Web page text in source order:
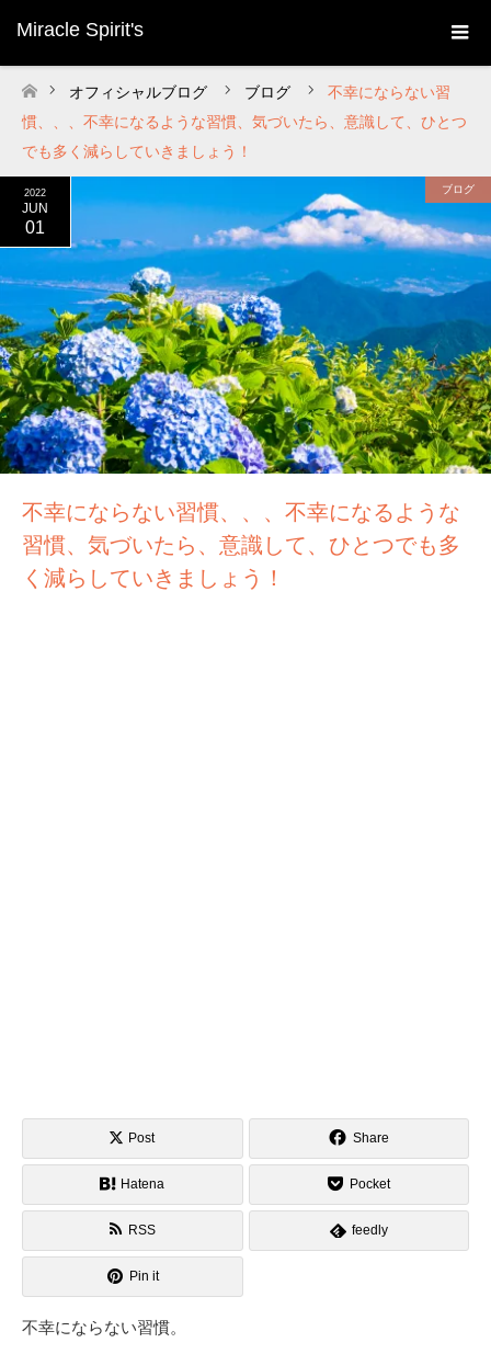
Miracle Spirit's
ホーム
オフィシャルブログ ブログ
不幸にならない習
慣、、、不幸になるような習慣、気づいたら、意識して、ひとつ
でも多く減らしていきましょう！
2022
JUN
01
ブログ
不幸にならない習慣、、、不幸になるような
習慣、気づいたら、意識して、ひとつでも多
く減らしていきましょう！
Post Share
Hatena Pocket
RSS feedly
Pin it
不幸にならない習慣。